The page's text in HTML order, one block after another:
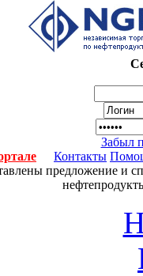
Забыл
Контакты
предложение и